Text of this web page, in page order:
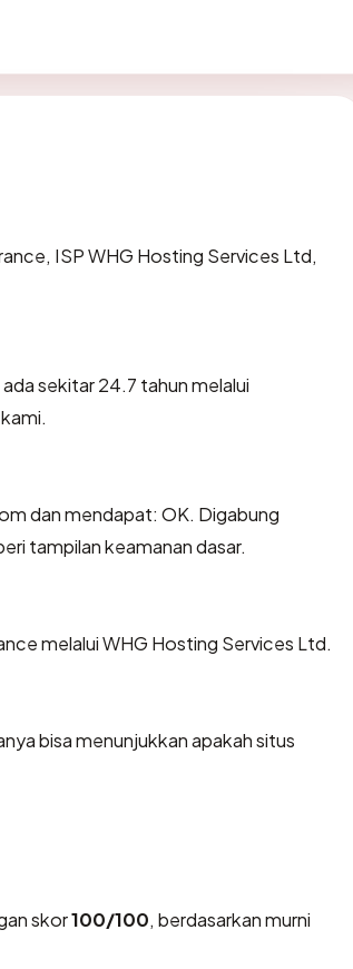
ISP WHG Hosting Services Ltd,
sekitar 24.7 tahun melalui
dan mendapat: OK. Digabung
tampilan keamanan dasar.
melalui WHG Hosting Services Ltd.
bisa menunjukkan apakah situs
skor100/100, berdasarkan murni